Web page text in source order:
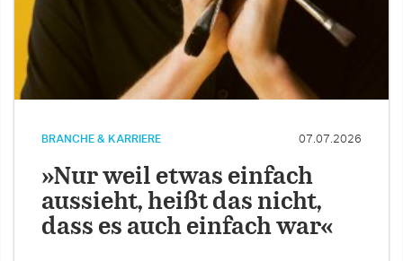
BRANCHE & KARRIERE 07.07.2026
»Nur weil etwas einfach
aussieht, heißt das nicht,
dass es auch einfach war«